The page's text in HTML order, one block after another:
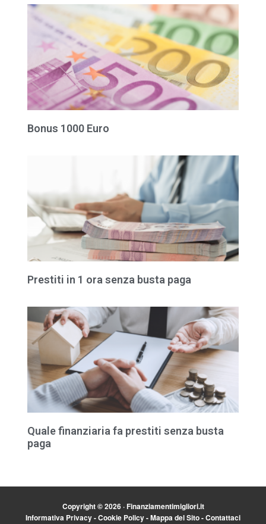
Bonus 1000 Euro
Prestiti in 1 ora senza busta paga
Quale finanziaria fa prestiti senza busta
paga
Copyright © 2026 · Finanziamentimigliori.it
Informativa Privacy-Cookie Policy-Mappa del Sito-Contattaci